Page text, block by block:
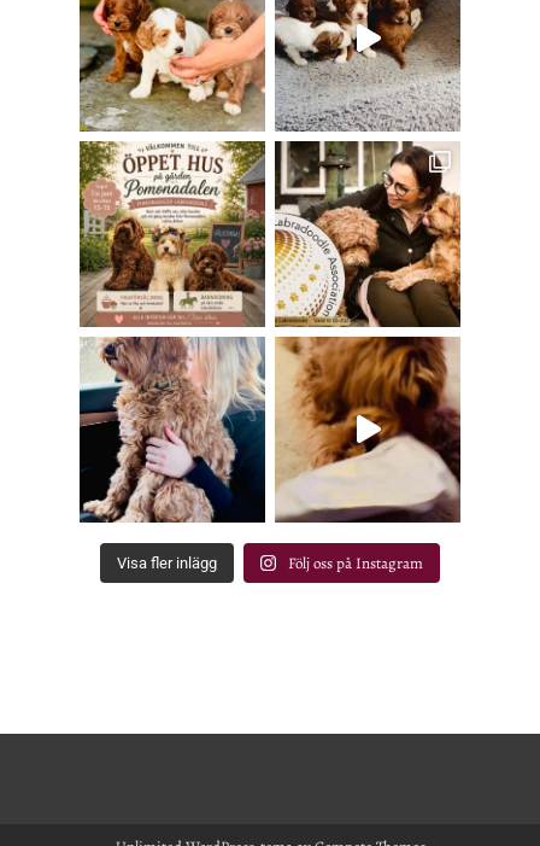
Visa fler inlägg Följ oss på Instagram